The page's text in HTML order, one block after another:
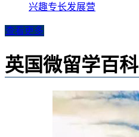
兴趣专长发展营
查看更多
英国微留学百科